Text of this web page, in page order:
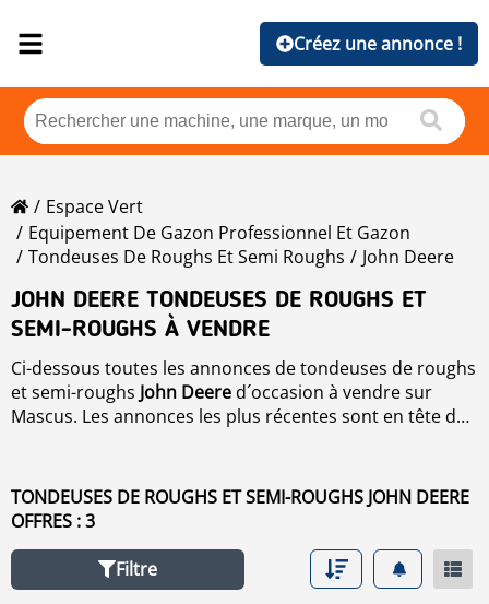
Créez une annonce !
Espace Vert
Equipement De Gazon Professionnel Et Gazon
Tondeuses De Roughs Et Semi Roughs
John Deere
JOHN DEERE TONDEUSES DE ROUGHS ET
SEMI-ROUGHS À VENDRE
Ci-dessous toutes les annonces de tondeuses de roughs
et semi-roughs John Deere d´occasion à vendre sur
Mascus. Les annonces les plus récentes sont en tête de
année, prix, heures d´utilisation, pays.
TONDEUSES DE ROUGHS ET SEMI-ROUGHS JOHN DEERE
OFFRES : 3
Filtre